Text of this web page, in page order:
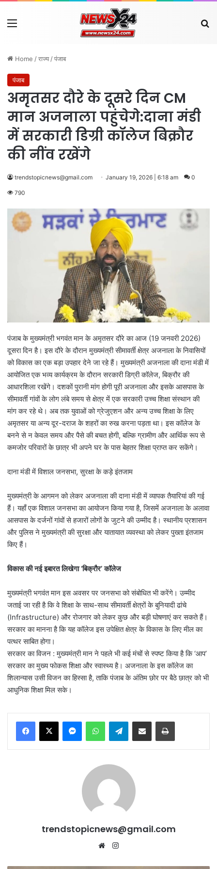
Menu
Home /राज्य /पंजाब
पंजाब
अमृतसर दौरे के दूसरे दिन CM
मान अजनाला पहुंचेगे:दाना मंडी
में सरकारी डिग्री कॉलेज बिक्रौर
की नींव रखेंगे
trendstopicnews@gmail.com January 19, 2026 | 6:18 am 0
790
पंजाब के मुख्यमंत्री भगवंत मान के अमृतसर दौरे का आज (19 जनवरी 2026)
दूसरा दिन है। इस दौरे के दौरान मुख्यमंत्री सीमावर्ती क्षेत्र अजनाला के निवासियों
को विकास का एक बड़ा उपहार देने जा रहे हैं। मुख्यमंत्री अजनाला की दाना मंडी में
आयोजित एक भव्य कार्यक्रम के दौरान सरकारी डिग्री कॉलेज, बिक्रौर की
आधारशिला रखेंगे। दशकों पुरानी मांग होगी पूरी अजनाला और इसके आसपास के
सीमावर्ती गांवों के लोग लंबे समय से क्षेत्र में एक सरकारी उच्च शिक्षा संस्थान की
मांग कर रहे थे। अब तक युवाओं को ग्रेजुएशन और अन्य उच्च शिक्षा के लिए
अमृतसर या अन्य दूर-दराज के शहरों का रुख करना पड़ता था। इस कॉलेज के
बनने से न केवल समय और पैसे की बचत होगी, बल्कि ग्रामीण और आर्थिक रूप से
कमजोर परिवारों के छात्र भी अपने घर के पास बेहतर शिक्षा प्राप्त कर सकेंगे।
दाना मंडी में विशाल जनसभा, सुरक्षा के कड़े इंतजाम
मुख्यमंत्री के आगमन को लेकर अजनाला की दाना मंडी में व्यापक तैयारियां की गई
हैं। यहाँ एक विशाल जनसभा का आयोजन किया गया है, जिसमें अजनाला के अलावा
आसपास के दर्जनों गांवों से हजारों लोगों के जुटने की उम्मीद है। स्थानीय प्रशासन
और पुलिस ने मुख्यमंत्री की सुरक्षा और यातायात व्यवस्था को लेकर पुख्ता इंतजाम
किए हैं।
विकास की नई इबारत लिखेगा ‘बिक्रौर’ कॉलेज
मुख्यमंत्री भगवंत मान इस अवसर पर जनसभा को संबोधित भी करेंगे। उम्मीद
जताई जा रही है कि वे शिक्षा के साथ-साथ सीमावर्ती क्षेत्रों के बुनियादी ढांचे
(Infrastructure) और रोजगार को लेकर कुछ और बड़ी घोषणाएं कर सकते हैं।
सरकार का मानना है कि यह कॉलेज इस उपेक्षित क्षेत्र के विकास के लिए मील का
पत्थर साबित होगा।
सरकार का विजन : मुख्यमंत्री मान ने पहले भी कई मंचों से स्पष्ट किया है कि ‘आप’
सरकार का मुख्य फोकस शिक्षा और स्वास्थ्य है। अजनाला के इस कॉलेज का
शिलान्यास उसी विजन का हिस्सा है, ताकि पंजाब के अंतिम छोर पर बैठे छात्र को भी
आधुनिक शिक्षा मिल सके।
MessengerWhatsAppTelegramShare via Email Print
trendstopicnews@gmail.com
Website